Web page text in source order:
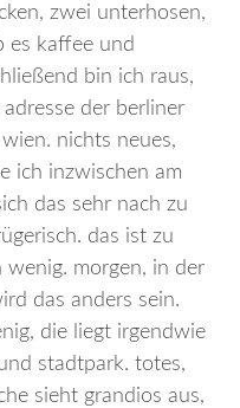
zwei unterhosen,
es kaffee und
bin ich raus,
der berliner
nichts neues,
ich inzwischen am
das sehr nach zu
das ist zu
wenig. morgen, in der
das anders sein.
die liegt irgendwie
stadtpark. totes,
sieht grandios aus,